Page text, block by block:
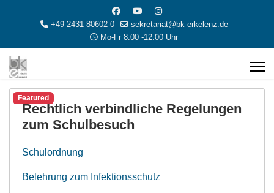
+49 2431 80602-0
sekretariat@bk-erkelenz.de
Mo-Fr 8:00 -12:00 Uhr
Featured
Rechtlich verbindliche Regelungen
zum Schulbesuch
Schulordnung
Belehrung zum Infektionsschutz